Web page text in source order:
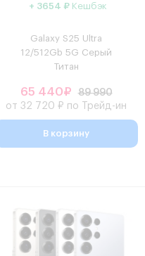
+ 3654 ₽ Кешбэк
Galaxy S25 Ultra
12/512Gb 5G Серый
Титан
65 440₽
89 990
от 32 720 ₽ по Трейд-ин
В корзину